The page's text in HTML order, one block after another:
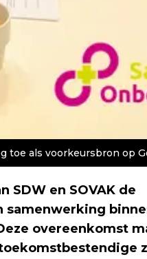
toe als voorkeursbron op
SDW en SOVAK de
overeenkomst